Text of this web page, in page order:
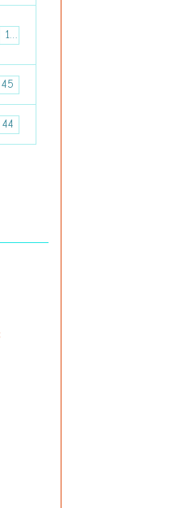
157
45
44